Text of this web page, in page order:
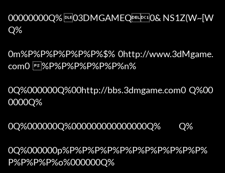
00000000Q% 03DMGAMEQ0& NS1Z(W~[W
Q%
0m%P%P%P%P%P%P%$%  0http://www.3dMgame.
com0  %P%P%P%P%P%P%n%
0Q%000000Q%00http://bbs.3dmgame.com0  Q%00
0000Q%
0Q%000000Q%000000000000000Q%            Q%
0Q%000000p%P%P%P%P%P%P%P%P%P%P%P%
P%P%P%P%o%000000Q%